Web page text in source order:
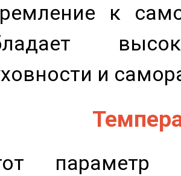
к
и
параметр